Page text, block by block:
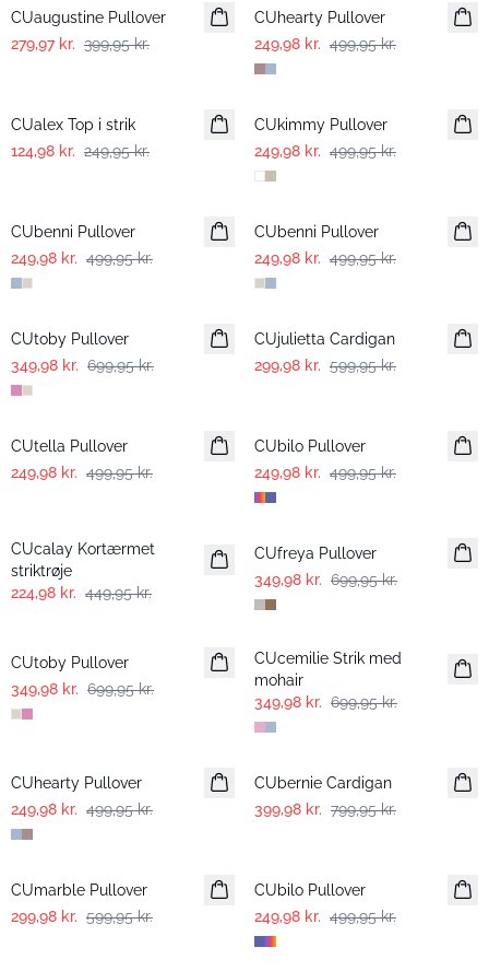
CUaugustine Pullover
279,97 kr. 399,95 kr.
CUhearty Pullover
249,98 kr. 499,95 kr.
CUalex Top i strik
124,98 kr. 249,95 kr.
-50%
CUkimmy Pullover
249,98 kr. 499,95 kr.
CUbenni Pullover
249,98 kr. 499,95 kr.
-50%
CUbenni Pullover
249,98 kr. 499,95 kr.
-50%
CUtoby Pullover
349,98 kr. 699,95 kr.
-50%
CUjulietta Cardigan
299,98 kr. 599,95 kr.
-50%
CUtella Pullover
249,98 kr. 499,95 kr.
CUbilo Pullover
249,98 kr. 499,95 kr.
CUcalay Kortærmet
striktrøje
224,98 kr. 449,95 kr.
-50%
CUfreya Pullover
349,98 kr. 699,95 kr.
CUtoby Pullover
349,98 kr. 699,95 kr.
CUcemilie Strik med
mohair
349,98 kr. 699,95 kr.
CUhearty Pullover
249,98 kr. 499,95 kr.
-50%
CUbernie Cardigan
399,98 kr. 799,95 kr.
-50%
CUmarble Pullover
299,98 kr. 599,95 kr.
CUbilo Pullover
249,98 kr. 499,95 kr.
-50%